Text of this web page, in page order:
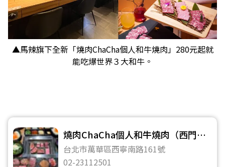
▲馬辣旗下全新「燒肉ChaCha個人和牛燒肉」280元起就
能吃爆世界３大和牛。
燒肉ChaCha個人和牛燒肉（西門
店）
台北市萬華區西寧南路161號
02-23112501